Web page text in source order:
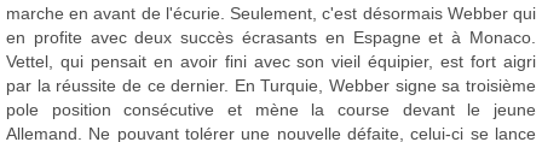
marche en avant de l'écurie. Seulement, c'est désormais Webber qui
en profite avec deux succès écrasants en Espagne et à Monaco.
Vettel, qui pensait en avoir fini avec son vieil équipier, est fort aigri
par la réussite de ce dernier. En Turquie, Webber signe sa troisième
pole position consécutive et mène la course devant le jeune
Allemand. Ne pouvant tolérer une nouvelle défaite, celui-ci se lance